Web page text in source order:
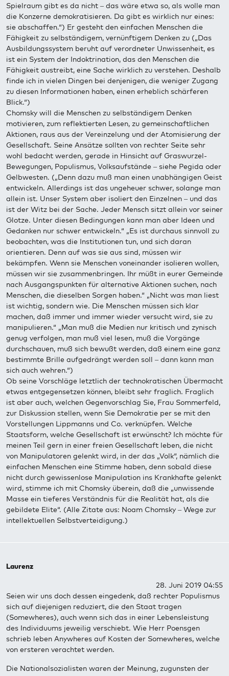
Spielraum gibt es da nicht – das wäre etwa so, als wolle man
die Konzerne demokratisieren. Da gibt es wirklich nur eines:
sie abschaffen.“) Er gesteht den einfachen Menschen die
Fähigkeit zu selbständigem, vernünftigem Denken zu („Das
Ausbildungssystem beruht auf verordneter Unwissenheit, es
ist ein System der Indoktrination, das den Menschen die
Fähigkeit austreibt, eine Sache wirklich zu verstehen. Deshalb
finde ich in vielen Dingen bei denjenigen, die weniger Zugang
zu diesen Informationen haben, einen erheblich schärferen
Blick.“)
Chomsky will die Menschen zu selbständigem Denken
motivieren, zum reflektierten Lesen, zu gemeinschaftlichen
Aktionen, raus aus der Vereinzelung und der Atomisierung der
Gesellschaft. Seine Ansätze sollten von rechter Seite sehr
wohl bedacht werden, gerade in Hinsicht auf Graswurzel-
Bewegungen, Populismus, Volksaufstände – siehe Pegida oder
Gelbwesten. („Denn dazu muß man einen unabhängigen Geist
entwickeln. Allerdings ist das ungeheuer schwer, solange man
allein ist. Unser System aber isoliert den Einzelnen – und das
ist der Witz bei der Sache. Jeder Mensch sitzt allein vor seiner
Glotze. Unter diesen Bedingungen kann man aber Ideen und
Gedanken nur schwer entwickeln.“ „Es ist durchaus sinnvoll zu
beobachten, was die Institutionen tun, und sich daran
orientieren. Denn auf was sie aus sind, müssen wir
bekämpfen. Wenn sie Menschen voneinander isolieren wollen,
müssen wir sie zusammenbringen. Ihr müßt in eurer Gemeinde
nach Ausgangspunkten für alternative Aktionen suchen, nach
Menschen, die dieselben Sorgen haben.“ „Nicht was man liest
ist wichtig, sondern wie. Die Menschen müssen sich klar
machen, daß immer und immer wieder versucht wird, sie zu
manipulieren.“ „Man muß die Medien nur kritisch und zynisch
genug verfolgen, man muß viel lesen, muß die Vorgänge
durchschauen, muß sich bewußt werden, daß einem eine ganz
bestimmte Brille aufgedrängt werden soll – dann kann man
sich auch wehren.“)
Ob seine Vorschläge letztlich der technokratischen Übermacht
etwas entgegensetzen können, bleibt sehr fraglich. Fraglich
ist aber auch, welchen Gegenvorschlag Sie, Frau Sommerfeld,
zur Diskussion stellen, wenn Sie Demokratie per se mit den
Vorstellungen Lippmanns und Co. verknüpfen. Welche
Staatsform, welche Gesellschaft ist erwünscht? Ich möchte für
meinen Teil gern in einer freien Gesellschaft leben, die nicht
von Manipulatoren gelenkt wird, in der das „Volk“, nämlich die
einfachen Menschen eine Stimme haben, denn sobald diese
nicht durch gewissenlose Manipulation ins Krankhafte gelenkt
wird, stimme ich mit Chomsky überein, daß die „unwissende
Masse ein tieferes Verständnis für die Realität hat, als die
gebildete Elite“. (Alle Zitate aus: Noam Chomsky – Wege zur
intellektuellen Selbstverteidigung.)
Laurenz
28. Juni 2019 04:55
Seien wir uns doch dessen eingedenk, daß rechter Populismus
sich auf diejenigen reduziert, die den Staat tragen
(Somewheres), auch wenn sich das in einer Lebensleistung
des Individuums jeweilig verschiebt. Wie Herr Poensgen
schrieb leben Anywheres auf Kosten der Somewheres, welche
von ersteren verachtet werden.
Die Nationalsozialisten waren der Meinung, zugunsten der